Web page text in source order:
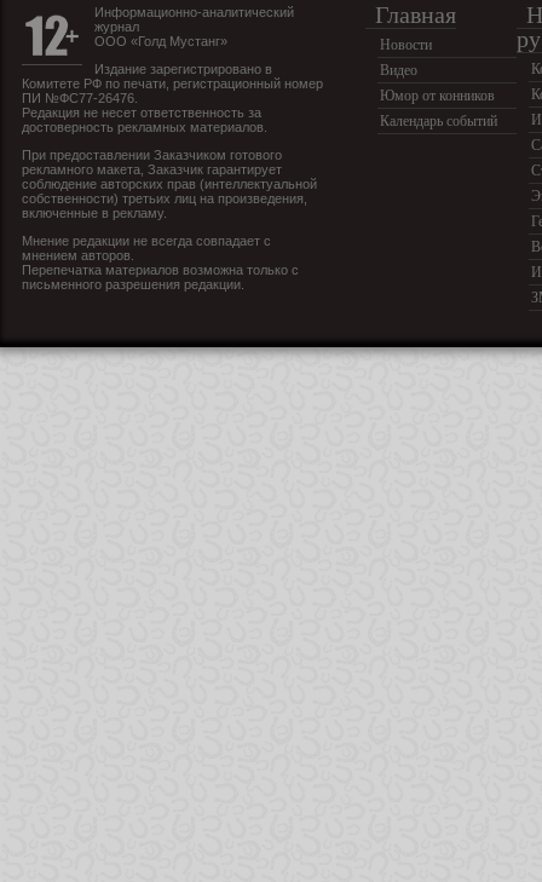
Информационно-аналитический
журнал
ООО «Голд Мустанг»
Издание зарегистрировано в
Комитете РФ по печати, регистрационный номер
ПИ №ФС77-26476.
Редакция не несет ответственность за
достоверность рекламных материалов.
При предоставлении Заказчиком готового
рекламного макета, Заказчик гарантирует
соблюдение авторских прав (интеллектуальной
собственности) третьих лиц на произведения,
включенные в рекламу.
Мнение редакции не всегда совпадает с
мнением авторов.
Перепечатка материалов возможна только с
письменного разрешения редакции.
Главная
Новости
Видео
Юмор от конников
Календарь событий